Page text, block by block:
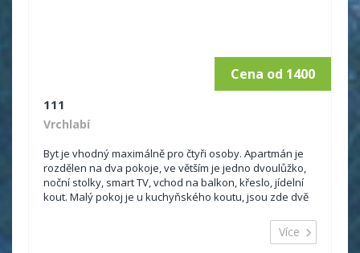
Cena od 1400
111
Vrchlabí
Byt je vhodný maximálně pro čtyři osoby. Apartmán je
rozdělen na dva pokoje, ve větším je jedno dvoulůžko,
noční stolky, smart TV, vchod na balkon, křeslo, jídelní
kout. Malý pokoj je u kuchyňského koutu, jsou zde dvě
Více